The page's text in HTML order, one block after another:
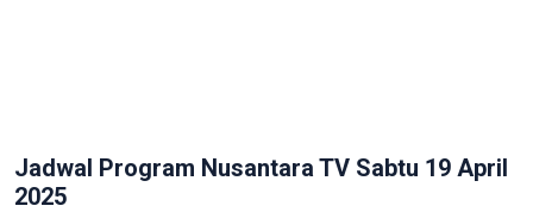
Jadwal Program Nusantara TV Sabtu 19 April
2025